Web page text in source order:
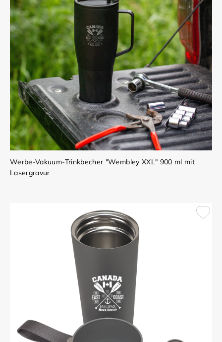
Werbe-Vakuum-Trinkbecher "Wembley XXL" 900 ml mit
Lasergravur